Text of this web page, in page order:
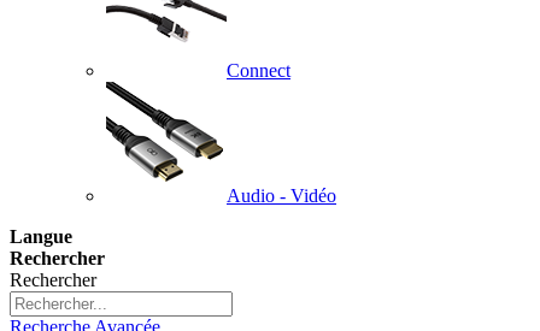
Connect
Audio - Vidéo
Langue
Rechercher
Rechercher
Recherche Avancée